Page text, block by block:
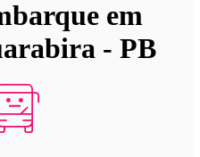
em
- PB